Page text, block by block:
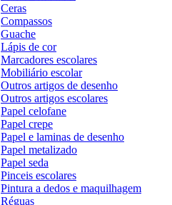
Ceras
Compassos
Guache
Lápis de cor
Marcadores escolares
Mobiliário escolar
Outros artigos de desenho
Outros artigos escolares
Papel celofane
Papel crepe
Papel e laminas de desenho
Papel metalizado
Papel seda
Pinceis escolares
Pintura a dedos e maquilhagem
Réguas